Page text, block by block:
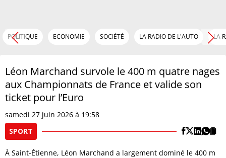
POLITIQUE ECONOMIE SOCIÉTÉ LA RADIO DE L'AUTO LA
Léon Marchand survole le 400 m quatre nages
aux Championnats de France et valide son
ticket pour l’Euro
samedi 27 juin 2026 à 19:58
SPORT
À Saint-Étienne, Léon Marchand a largement dominé le 400 m